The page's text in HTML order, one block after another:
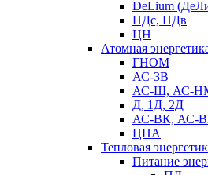
DeLium
НДс, НДв
ЦН
Атомная
ГНОМ
АС-3В
АС-Ш, АС-
Д, 1Д, 2Д
АС-ВК, АС-
ЦНА
Тепловая
Питание